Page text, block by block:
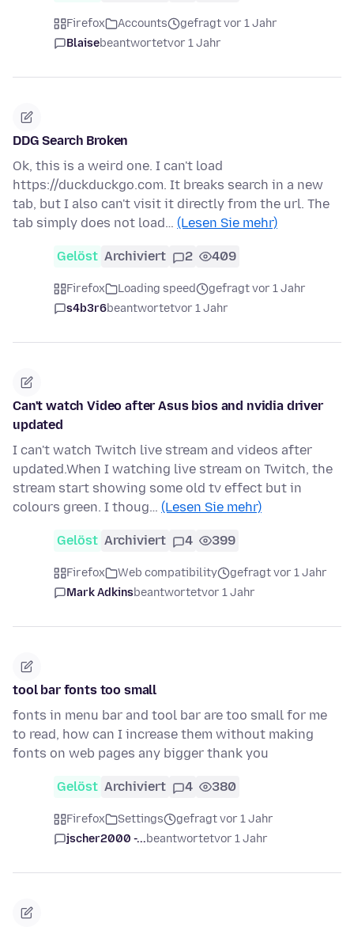
Firefox Accounts
gefragt vor 1 Jahr
Blaisebeantwortetvor 1 Jahr
DDG Search Broken
Ok, this is a weird one. I can't load
https://duckduckgo.com. It breaks search in a new
tab, but I also can't visit it directly from the url. The
tab simply does not load… (Lesen Sie mehr)
Gelöst Archiviert 2 409
Firefox Loading speed
gefragt vor 1 Jahr
s4b3r6beantwortetvor 1 Jahr
Can't watch Video after Asus bios and nvidia driver
updated
I can't watch Twitch live stream and videos after
updated.When I watching live stream on Twitch, the
stream start showing some old tv effect but in
colours green. I thoug… (Lesen Sie mehr)
Gelöst Archiviert 4 399
Firefox Web compatibility
gefragt vor 1 Jahr
Mark Adkinsbeantwortetvor 1 Jahr
tool bar fonts too small
fonts in menu bar and tool bar are too small for me
to read, how can I increase them without making
fonts on web pages any bigger thank you
Gelöst Archiviert 4 380
Firefox Settings
gefragt vor 1 Jahr
jscher2000 -...beantwortetvor 1 Jahr